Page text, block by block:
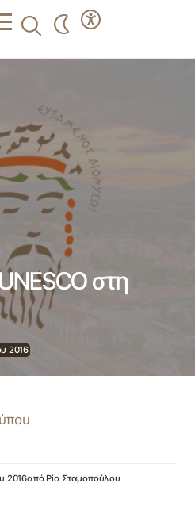
στη
2016
2016από Ρία Σταμοπούλου